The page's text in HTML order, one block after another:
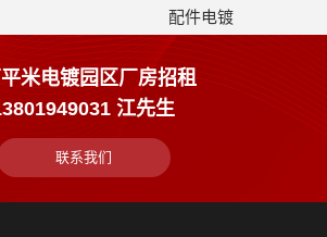
配件电镀
米电镀园区厂房招租
江先生
联系我们